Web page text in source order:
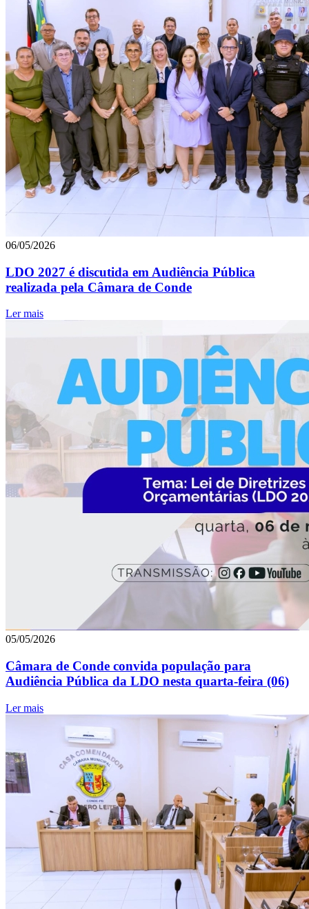
06/05/2026
LDO 2027 é discutida em Audiência Pública
realizada pela Câmara de Conde
Ler mais
05/05/2026
Câmara de Conde convida população para
Audiência Pública da LDO nesta quarta-feira (06)
Ler mais